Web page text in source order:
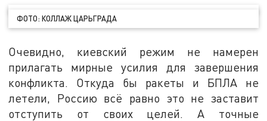
ФОТО: КОЛЛАЖ ЦАРЬГРАДА
Очевидно, киевский режим не намерен
прилагать мирные усилия для завершения
конфликта. Откуда бы ракеты и БПЛА не
летели, Россию всё равно это не заставит
отступить от своих целей. А точные